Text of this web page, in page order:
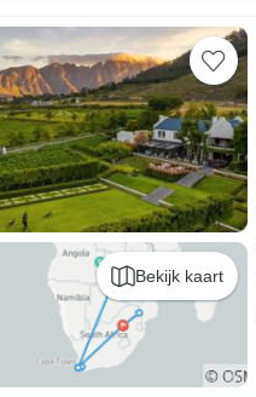
Bekijk kaart